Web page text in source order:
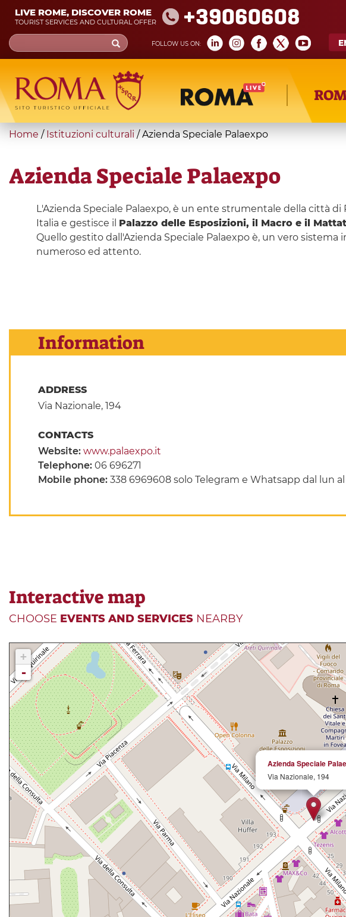
Skip
main
content
LIVE ROME, DISCOVER ROME
TOURIST SERVICES AND CULTURAL OFFER +39060608
FOLLOW US ON:
Search
form
Search
You
here
Home / Istituzioni culturali /Azienda Speciale Palaexpo
Azienda Speciale Palaexpo
L'Azienda Speciale Palaexpo, è un ente strumentale della città
Italia e gestisce il Palazzo delle Esposizioni, il Macro e il
Quello gestito dall'Azienda Speciale Palaexpo è, un vero
numeroso ed attento.
Information
ADDRESS
Via Nazionale, 194
CONTACTS
Website: www.palaexpo.it
Telephone: 06 696271
Mobile phone: 338 6969608 solo Telegram e Whatsapp dal lun al
Interactive map
CHOOSE EVENTS AND SERVICES NEARBY
Azienda Speciale
Via Nazionale, 194
+
-